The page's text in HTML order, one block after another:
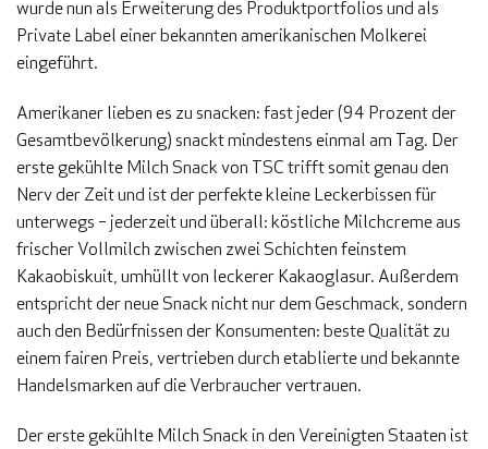
wurde nun als Erweiterung des Produktportfolios und als
Private Label einer bekannten amerikanischen Molkerei
eingeführt.
Amerikaner lieben es zu snacken: fast jeder (94 Prozent der
Gesamtbevölkerung) snackt mindestens einmal am Tag. Der
erste gekühlte Milch Snack von TSC trifft somit genau den
Nerv der Zeit und ist der perfekte kleine Leckerbissen für
unterwegs – jederzeit und überall: köstliche Milchcreme aus
frischer Vollmilch zwischen zwei Schichten feinstem
Kakaobiskuit, umhüllt von leckerer Kakaoglasur. Außerdem
entspricht der neue Snack nicht nur dem Geschmack, sondern
auch den Bedürfnissen der Konsumenten: beste Qualität zu
einem fairen Preis, vertrieben durch etablierte und bekannte
Handelsmarken auf die Verbraucher vertrauen.
Der erste gekühlte Milch Snack in den Vereinigten Staaten ist